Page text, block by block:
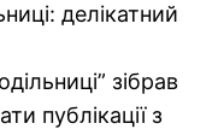
делікатний
зібрав
публікації з